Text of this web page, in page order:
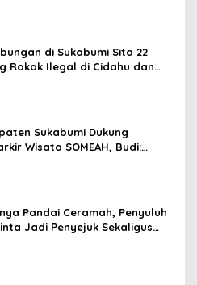
di Sukabumi Sita 22
Rokok Ilegal di Cidahu dan
Sukabumi Dukung
Wisata SOMEAH, Budi:
Pandai Ceramah, Penyuluh
Jadi Penyejuk Sekaligus